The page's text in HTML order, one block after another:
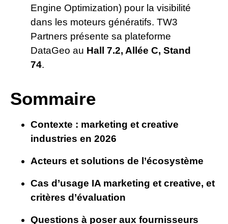
Engine Optimization) pour la visibilité
dans les moteurs génératifs. TW3
Partners présente sa plateforme
DataGeo au Hall 7.2, Allée C, Stand
74.
Sommaire
Contexte : marketing et creative
industries en 2026
Acteurs et solutions de l’écosystème
Cas d’usage IA marketing et creative, et
critères d’évaluation
Questions à poser aux fournisseurs